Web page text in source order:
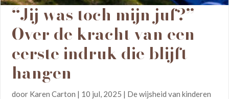
“Jij was toch mijn juf?”
Over de kracht van een
eerste indruk die blijft
hangen
door Karen Carton | 10 jul, 2025 | De wijsheid van kinderen